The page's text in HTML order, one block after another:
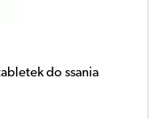
do ssania